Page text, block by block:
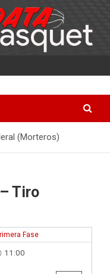
(Morteros)
Tiro
Fase
11:00